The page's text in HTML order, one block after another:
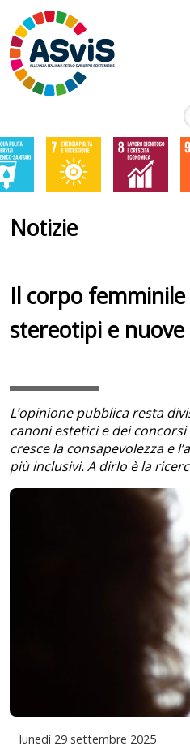
Notizie
Il corpo
stereotipi e
L’opinione pubblica resta
canoni estetici e dei
cresce la consapevolezza e
più inclusivi. A dirlo è la
lunedì 29 settembre 2025